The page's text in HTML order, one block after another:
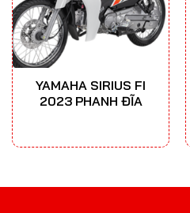
YAMAHA SIRIUS FI
2023 PHANH ĐĨA